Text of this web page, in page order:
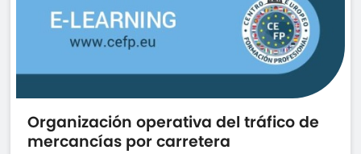
Organización operativa del tráfico de
mercancías por carretera